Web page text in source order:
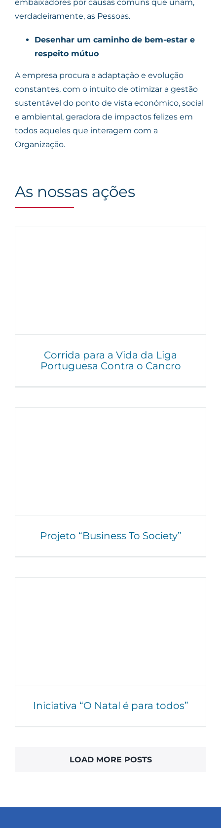
embaixadores por causas comuns que unam,
verdadeiramente, as Pessoas.
Desenhar um caminho de bem-estar e
respeito mútuo
A empresa procura a adaptação e evolução
constantes, com o intuito de otimizar a gestão
sustentável do ponto de vista económico, social
e ambiental, geradora de impactos felizes em
todos aqueles que interagem com a
Organização.
As nossas ações
Corrida para a Vida da Liga
Portuguesa Contra o Cancro
Projeto “Business To Society”
Iniciativa “O Natal é para todos”
LOAD MORE POSTS